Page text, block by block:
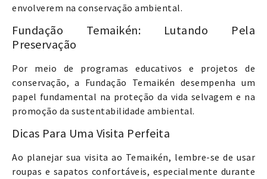
envolverem na conservação ambiental.
Fundação Temaikén: Lutando Pela
Preservação
Por meio de programas educativos e projetos de
conservação, a Fundação Temaikén desempenha um
papel fundamental na proteção da vida selvagem e na
promoção da sustentabilidade ambiental.
Dicas Para Uma Visita Perfeita
Ao planejar sua visita ao Temaikén, lembre-se de usar
roupas e sapatos confortáveis, especialmente durante